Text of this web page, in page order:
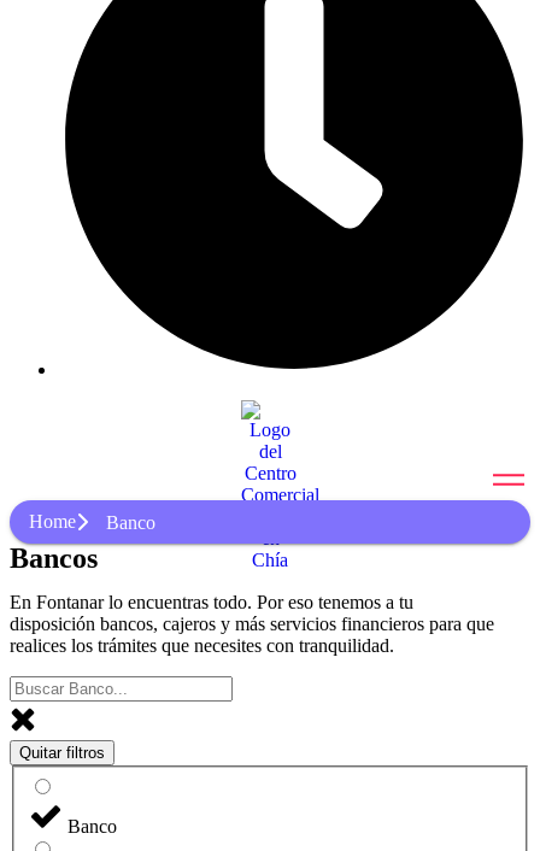
Home Banco
Bancos
En Fontanar lo encuentras todo. Por eso tenemos a tu
disposición bancos, cajeros y más servicios financieros para que
realices los trámites que necesites con tranquilidad.
Quitar filtros
Banco